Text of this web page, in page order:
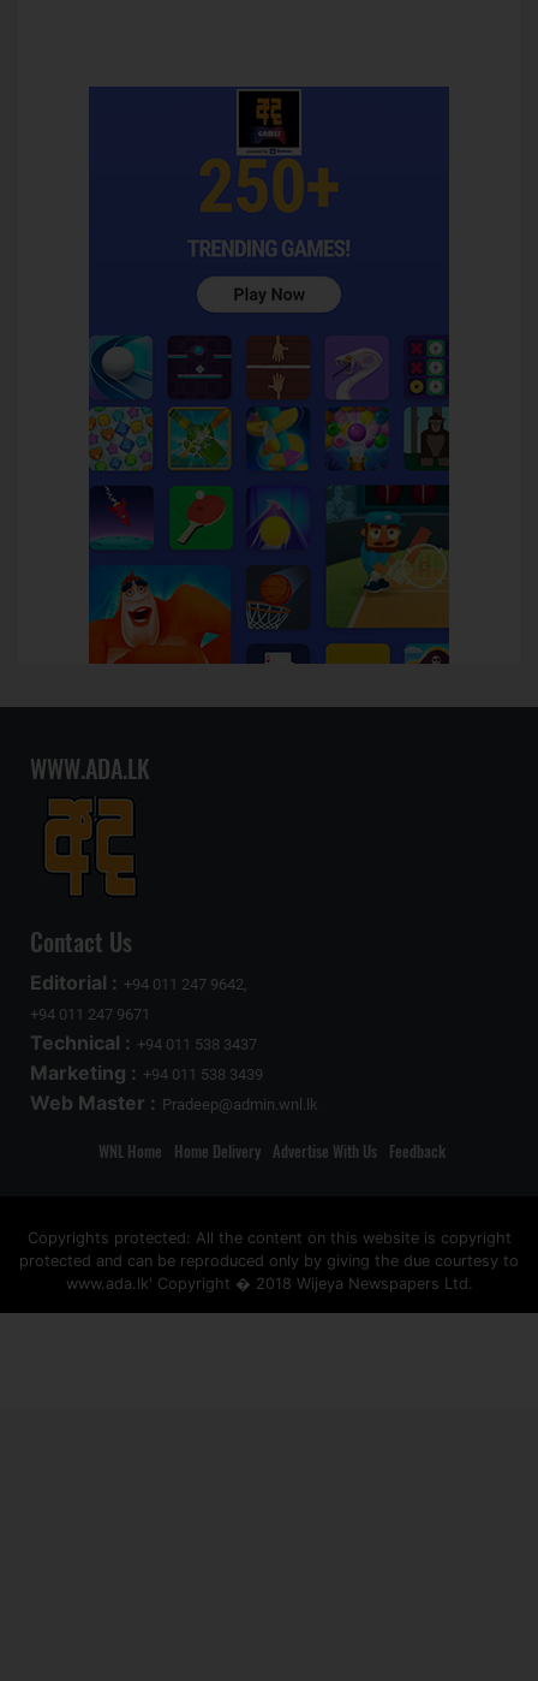
WWW.ADA.LK
Contact Us
Editorial : +94 011 247 9642,
+94 011 247 9671
Technical : +94 011 538 3437
Marketing : +94 011 538 3439
Web Master : Pradeep@admin.wnl.lk
WNL Home Home Delivery Advertise With Us Feedback
Copyrights protected: All the content on this website is copyright
protected and can be reproduced only by giving the due courtesy to
www.ada.lk' Copyright � 2018 Wijeya Newspapers Ltd.